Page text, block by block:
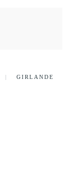
GIRLANDE